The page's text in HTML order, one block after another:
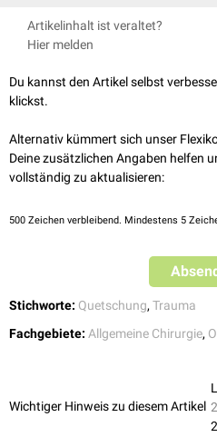
mit Bildung eines Hämatoms
Intensität der Gewalteinwirkung ab.
Leichte Kontusionen können durch
behandelt werden, wobei die Kühlung
irreparable Gewebsschäden
Regel eine
Artikelinhalt ist veraltet?
Hier melden
Du kannst den Artikel selbst
klickst.
Alternativ kümmert sich unser
Deine zusätzlichen Angaben helfen
vollständig zu aktualisieren:
500 Zeichen verbleibend. Mindestens 5
Stichworte: Quetschung, Trauma
Fachgebiete: Allgemeine Chirurgie,
Wichtiger Hinweis zu diesem Artikel